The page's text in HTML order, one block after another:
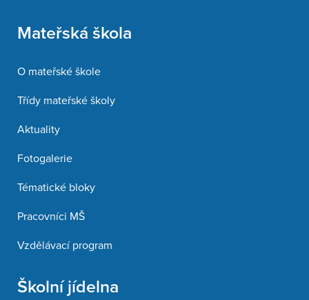
Mateřská škola
O mateřské škole
Třídy mateřské školy
Aktuality
Fotogalerie
Tématické bloky
Pracovníci MŠ
Vzdělávací program
Školní jídelna